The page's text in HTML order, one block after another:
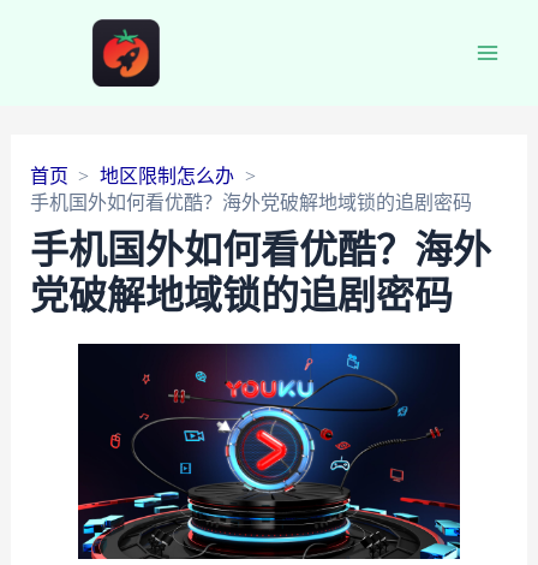
首页
地区限制怎么办
手机国外如何看优酷？海外党破解地域锁的追剧密码
手机国外如何看优酷？海外
党破解地域锁的追剧密码